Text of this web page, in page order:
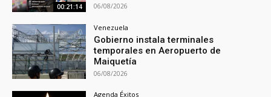
00:21:14 06/08/2026
Venezuela
Gobierno instala terminales
temporales en Aeropuerto de
Maiquetía
06/08/2026
Agenda Éxitos